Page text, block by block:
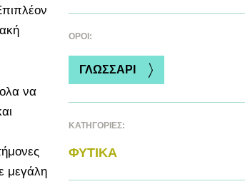
να
μεγάλη
ΌΡΟΙ:
ΓΛΩΣΣΑΡΙ
ΚΑΤΗΓΟΡΙΕΣ:
ΦΥΤΙΚA